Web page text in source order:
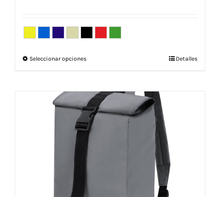
Seleccionar opcionesEste
múltiples
variantes.
Las
opciones
se
pueden
elegir
Detalles